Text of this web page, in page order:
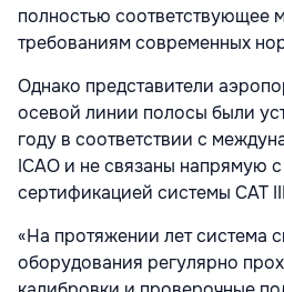
полностью соответствующее
требованиям современных
Однако представители
осевой линии полосы были
году в соответствии с
ICAO и не связаны напрямую
сертификацией системы CAT
«На протяжении лет система
оборудования регулярно